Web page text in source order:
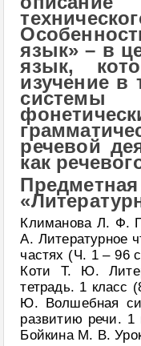
язык» – в
язык,
изучение в
речевой
как
Климанова Л. Ф.
А. Литературное
частях (Ч. 1 – 96
Коти Т. Ю.
тетрадь. 1 класс
Ю. Волшебная
развитию речи.
Бойкина М. В.